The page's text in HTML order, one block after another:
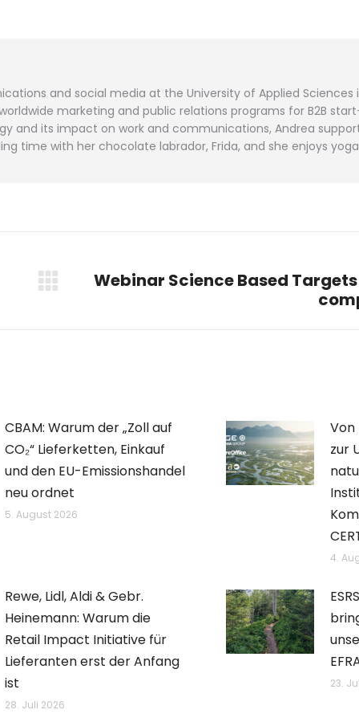
and social media at the University of Applied Sciences
marketing and public relations programs for B2B
its impact on work and communications, Andrea
time with her chocolate labrador, Frida, and she enjoys
Nächster
Webinar Science Based
CBAM: Warum der „Zoll auf
CO₂“ Lieferketten, Einkauf
und den EU-Emissionshandel
neu ordnet
5. August 2026
zur
4.
Rewe, Lidl, Aldi & Gebr.
Heinemann: Warum die
Retail Impact Initiative für
Lieferanten erst der Anfang
ist
28. Juli 2026
23.